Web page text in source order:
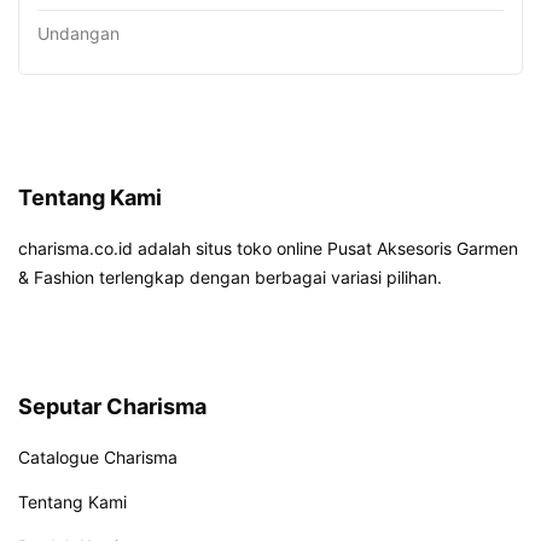
Undangan
Tentang Kami
charisma.co.id adalah situs toko online Pusat Aksesoris Garmen
& Fashion terlengkap dengan berbagai variasi pilihan.
Seputar Charisma
Catalogue Charisma
Tentang Kami